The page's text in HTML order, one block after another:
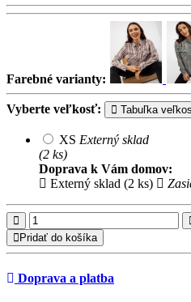
Farebné varianty:
Vyberte veľkosť: Tabuľka
XS Externý sklad
(2 ks)
Doprava k Vám domov:
Externý sklad (2 ks)
Pridať do košíka
Doprava a platba